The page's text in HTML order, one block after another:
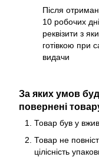
Після
10 робочих
реквізити з
готівкою при
видачи
За яких умов
повернені
Товар був у
Товар не
цілісність